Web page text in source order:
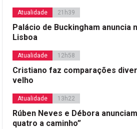
Atualidade 21h39
Palácio de Buckingham anuncia
Lisboa
Atualidade 12h58
Cristiano faz comparações
velho
Atualidade 13h22
Rúben Neves e Débora
quatro a caminho”